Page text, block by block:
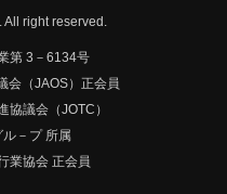
right reserved.
第 3－6134号
会（JAOS）正会員
協議会（JOTC）
－プ 所属
業協会 正会員